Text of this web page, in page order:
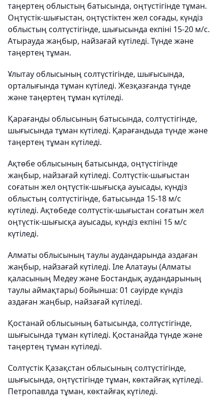
таңертең облыстың батысында, оңтүстігінде тұман.
Оңтүстік-шығыстан, оңтүстіктен жел соғады, күндіз
облыстың солтүстігінде, шығысында екпіні 15-20 м/с.
Атырауда жаңбыр, найзағай күтіледі. Түнде және
таңертең тұман.
Ұлытау облысының солтүстігінде, шығысында,
орталығында тұман күтіледі. Жезқазғанда түнде
және таңертең тұман күтіледі.
Қарағанды облысының батысында, солтүстігінде,
шығысында тұман күтіледі. Қарағандыда түнде және
таңертең тұман күтіледі.
Ақтөбе облысының батысында, оңтүстігінде
жаңбыр, найзағай күтіледі. Солтүстік-шығыстан
соғатын жел оңтүстік-шығысқа ауысады, күндіз
облыстың солтүстігінде, батысында 15-18 м/с
күтіледі. Ақтөбеде солтүстік-шығыстан соғатын жел
оңтүстік-шығысқа ауысады, күндіз екпіні 15 м/с
күтіледі.
Алматы облысының таулы аудандарында аздаған
жаңбыр, найзағай күтіледі. Іле Алатауы (Алматы
қаласының Медеу және Бостандық аудандарының
таулы аймақтары) бойынша: 01 сәуірде күндіз
аздаған жаңбыр, найзағай күтіледі.
Қостанай облысының батысында, солтүстігінде,
шығысында тұман күтіледі. Қостанайда түнде және
таңертең тұман күтіледі.
Солтүстік Қазақстан облысының солтүстігінде,
шығысында, оңтүстігінде тұман, көктайғақ күтіледі.
Петропавлда тұман, көктайғақ күтіледі.